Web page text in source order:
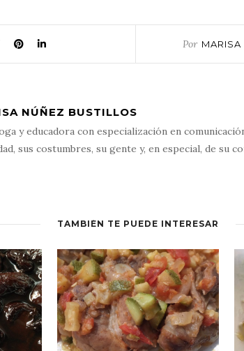
Por
NÚÑEZ BUSTILLOS
y educadora con especialización en
sus costumbres, su gente y, en especial, de su
TAMBIÉN TE PUEDE INTERESAR